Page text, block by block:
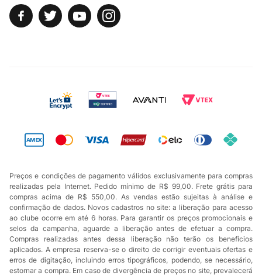
Preços e condições de pagamento válidos exclusivamente para compras
realizadas pela Internet. Pedido mínimo de R$ 99,00. Frete grátis para
compras acima de R$ 550,00. As vendas estão sujeitas à análise e
confirmação de dados. Novos cadastros no site: a liberação para acesso
ao clube ocorre em até 6 horas. Para garantir os preços promocionais e
selos da campanha, aguarde a liberação antes de efetuar a compra.
Compras realizadas antes dessa liberação não terão os benefícios
aplicados. A empresa reserva-se o direito de corrigir eventuais ofertas e
erros de digitação, incluindo erros tipográficos, podendo, se necessário,
estornar a compra. Em caso de divergência de preços no site, prevalecerá